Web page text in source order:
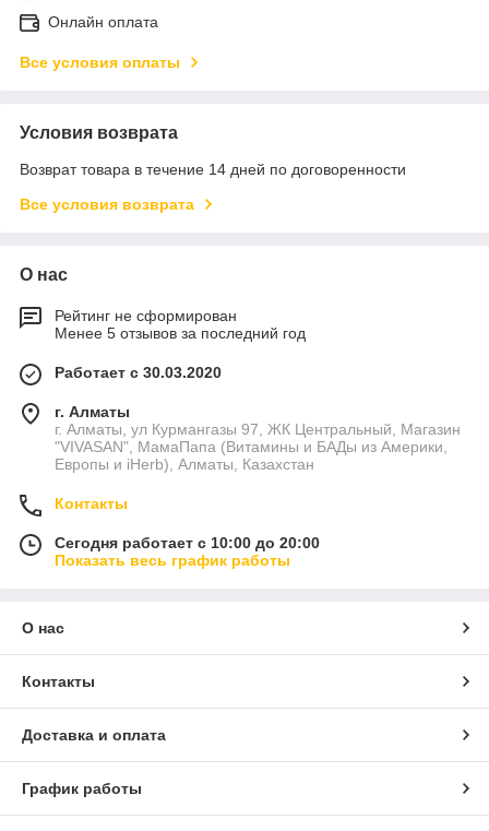
Онлайн оплата
Все условия оплаты
Условия возврата
Возврат товара в течение 14 дней по договоренности
Все условия возврата
О нас
Рейтинг не сформирован
Менее 5 отзывов за последний год
Работает с 30.03.2020
г. Алматы
г. Алматы, ул Курмангазы 97, ЖК Центральный, Магазин
"VIVASAN", МамаПапа (Витамины и БАДы из Америки,
Европы и iHerb), Алматы, Казахстан
Контакты
Сегодня работает с 10:00 до 20:00
Показать весь график работы
О нас
Контакты
Доставка и оплата
График работы